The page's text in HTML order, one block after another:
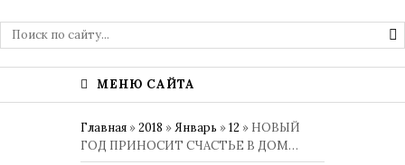
МЕНЮ САЙТА
Главная »2018 »Январь »12 » НОВЫЙ
ГОД ПРИНОСИТ СЧАСТЬЕ В ДОМ…